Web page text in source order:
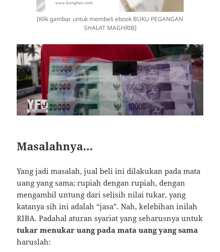
[Klik gambar untuk membeli ebook BUKU PEGANGAN
SHALAT MAGHRIB]
Masalahnya…
Yang jadi masalah, jual beli ini dilakukan pada mata
uang yang sama; rupiah dengan rupiah, dengan
mengambil untung dari selisih nilai tukar, yang
katanya sih ini adalah “jasa”. Nah, kelebihan inilah
RIBA. Padahal aturan syariat yang seharusnya untuk
tukar menukar uang pada mata uang yang sama
haruslah: